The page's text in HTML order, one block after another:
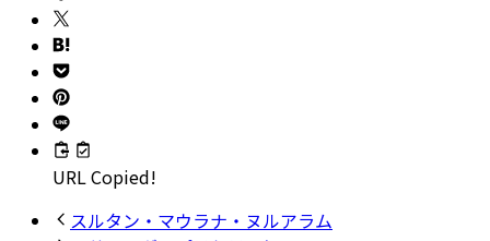
URL Copied!
スルタン・マウラナ・ヌルアラム